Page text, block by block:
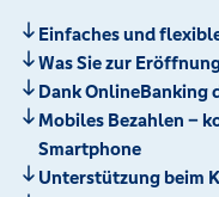
Einfaches und
Was Sie zur
Dank OnlineBanking
Mobiles Bezahlen –
Smartphone
Unterstützung beim